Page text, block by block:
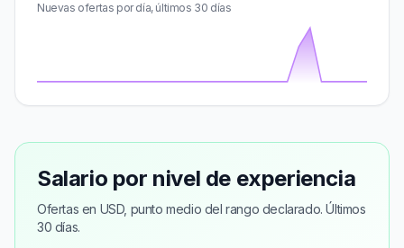
Nuevas ofertas por día, últimos 30 días
Salario por nivel de experiencia
Ofertas en USD, punto medio del rango declarado. Últimos
30 días.